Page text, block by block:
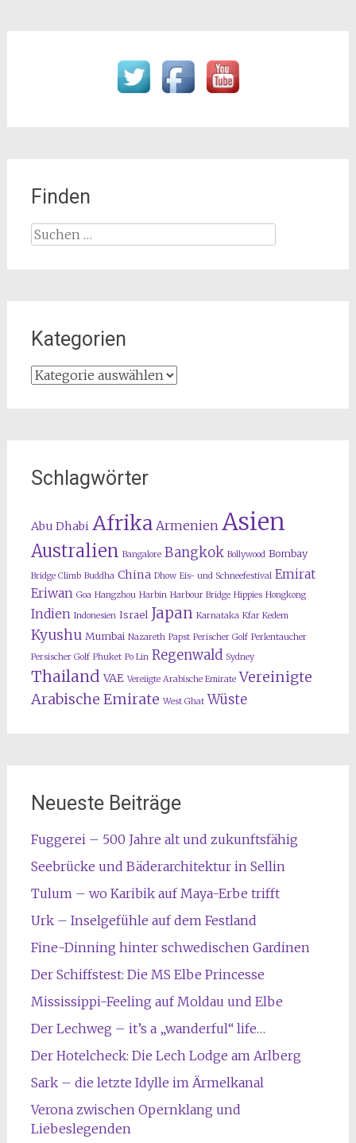
Finden
Suchen
nach:
Kategorien
Kategorien
Schlagwörter
Abu Dhabi Afrika Armenien Asien
Australien Bangalore Bangkok Bollywood Bombay
Bridge Climb Buddha China Dhow Eis- und Schneefestival Emirat
Eriwan Goa Hangzhou Harbin Harbour Bridge Hippies Hongkong
Indien Indonesien Israel Japan Karnataka Kfar Kedem
Kyushu Mumbai Nazareth Papst Perischer Golf Perlentaucher
Persischer Golf Phuket Po Lin Regenwald Sydney
Thailand VAE Vereiigte Arabische Emirate Vereinigte
Arabische Emirate West Ghat Wüste
Neueste Beiträge
Fuggerei – 500 Jahre alt und zukunftsfähig
Seebrücke und Bäderarchitektur in Sellin
Tulum – wo Karibik auf Maya-Erbe trifft
Urk – Inselgefühle auf dem Festland
Fine-Dinning hinter schwedischen Gardinen
Der Schiffstest: Die MS Elbe Princesse
Mississippi-Feeling auf Moldau und Elbe
Der Lechweg – it’s a „wanderful“ life…
Der Hotelcheck: Die Lech Lodge am Arlberg
Sark – die letzte Idylle im Ärmelkanal
Verona zwischen Opernklang und
Liebeslegenden